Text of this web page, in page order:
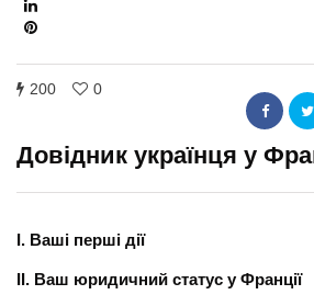
200 0
Довідник українця у
І. Ваші перші дії
ІІ. Ваш юридичний статус у Франції